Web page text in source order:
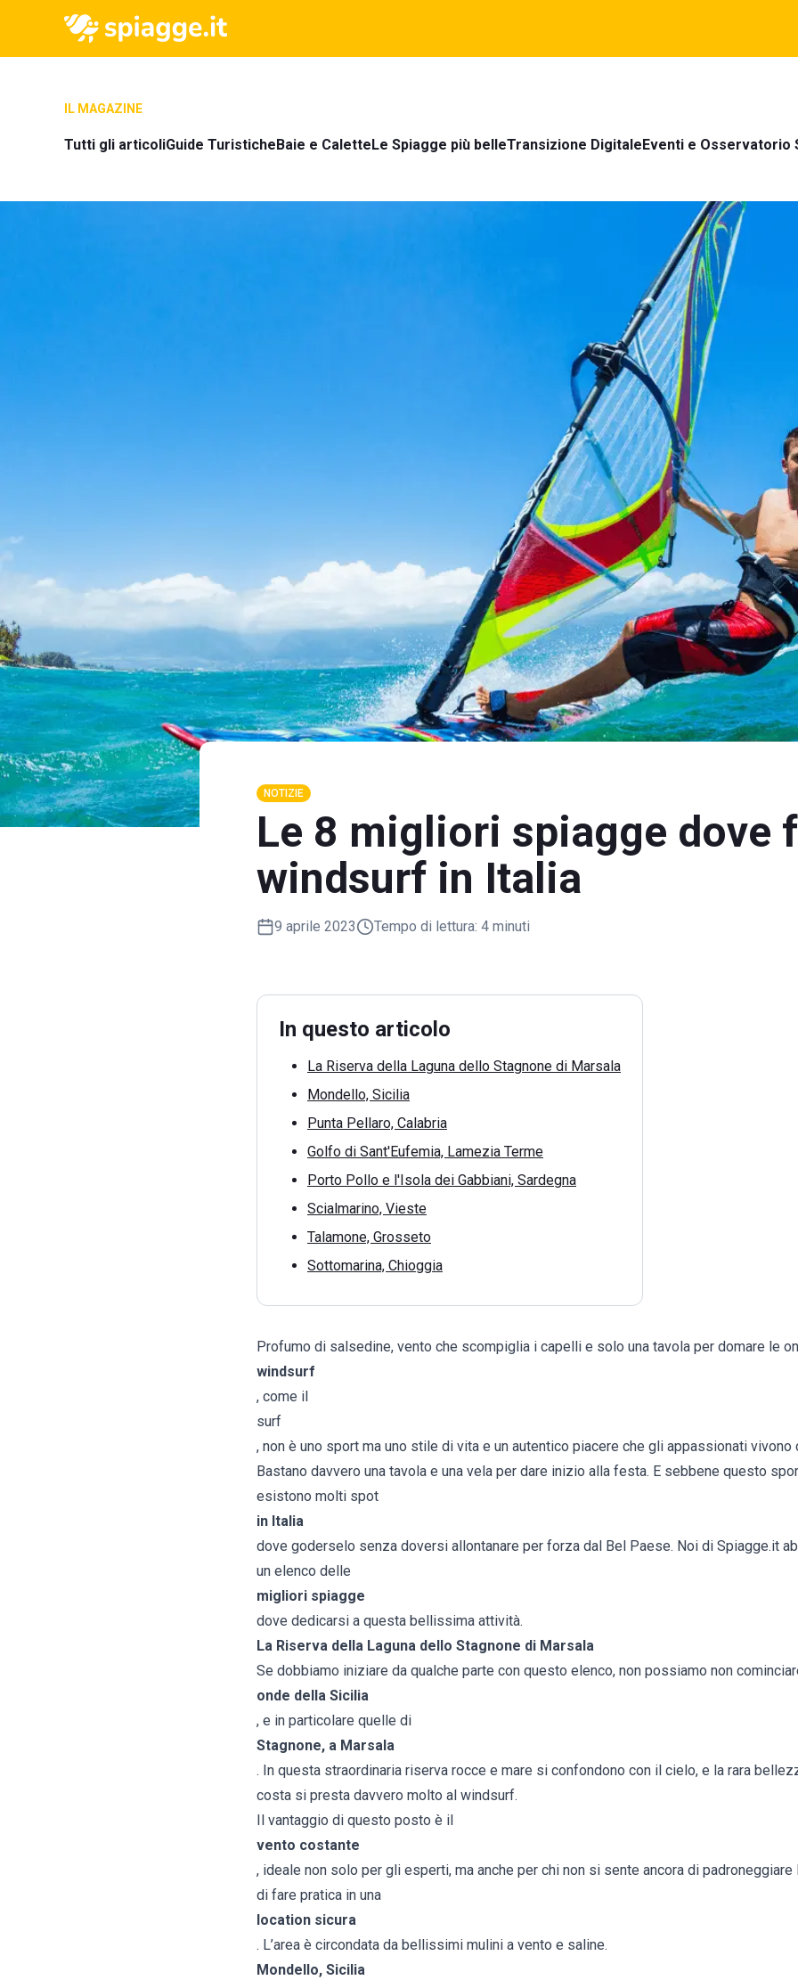
IL MAGAZINE
Tutti gli articoliGuide TuristicheBaie e CaletteLe Spiagge più belleTransizione DigitaleEventi e Osservatorio
NOTIZIE
Le 8 migliori spiagge dove
windsurf in Italia
9 aprile 2023 Tempo di lettura: 4 minuti
In questo articolo
La Riserva della Laguna dello Stagnone di Marsala
Mondello, Sicilia
Punta Pellaro, Calabria
Golfo di Sant'Eufemia, Lamezia Terme
Porto Pollo e l'Isola dei Gabbiani, Sardegna
Scialmarino, Vieste
Talamone, Grosseto
Sottomarina, Chioggia
Profumo di salsedine, vento che scompiglia i capelli e solo una tavola per domare le
windsurf
, come il
surf
, non è uno sport ma uno stile di vita e un autentico piacere che gli appassionati vivono
Bastano davvero una tavola e una vela per dare inizio alla festa. E sebbene questo
esistono molti spot
in Italia
dove goderselo senza doversi allontanare per forza dal Bel Paese. Noi di Spiagge.it
un elenco delle
migliori spiagge
dove dedicarsi a questa bellissima attività.
La Riserva della Laguna dello Stagnone di Marsala
Se dobbiamo iniziare da qualche parte con questo elenco, non possiamo non
onde della Sicilia
, e in particolare quelle di
Stagnone, a Marsala
. In questa straordinaria riserva rocce e mare si confondono con il cielo, e la rara
costa si presta davvero molto al windsurf.
Il vantaggio di questo posto è il
vento costante
, ideale non solo per gli esperti, ma anche per chi non si sente ancora di
di fare pratica in una
location sicura
. L’area è circondata da bellissimi mulini a vento e saline.
Mondello, Sicilia